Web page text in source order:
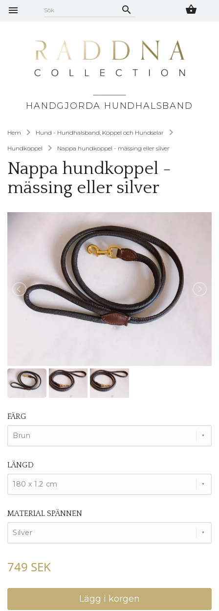
HANDGJORDA HUNDHALSBAND
Hem Hund - Hundhalsband, Koppel och Hundselar
Hundkoppel Nappa hundkoppel - mässing eller silver
Nappa hundkoppel -
mässing eller silver
FÄRG
Brun
LÄNGD
180 x 1.2 cm
MATERIAL SPÄNNEN
Silver
749 SEK